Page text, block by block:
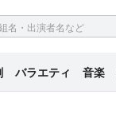
バラエティ 音楽